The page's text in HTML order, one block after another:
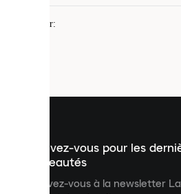
Couleur:
Inscrivez-vous pour les
nouveautés
Inscrivez-vous à la newsletter
contenu
personnalisé
améliorer